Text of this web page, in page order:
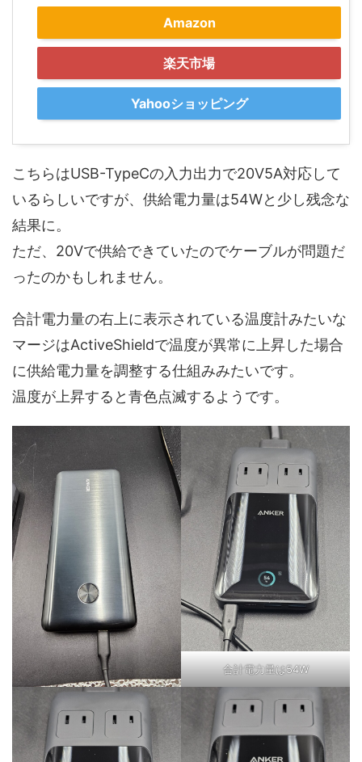
Amazon
楽天市場
Yahooショッピング
こちらはUSB-TypeCの入力出力で20V5A対応して
いるらしいですが、供給電力量は54Wと少し残念な
結果に。
ただ、20Vで供給できていたのでケーブルが問題だ
ったのかもしれません。
合計電力量の右上に表示されている温度計みたいな
マージはActiveShieldで温度が異常に上昇した場合
に供給電力量を調整する仕組みみたいです。
温度が上昇すると青色点滅するようです。
合計電力量は54W